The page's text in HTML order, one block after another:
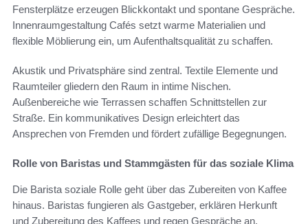
Fensterplätze erzeugen Blickkontakt und spontane Gespräche.
Innenraumgestaltung Cafés setzt warme Materialien und
flexible Möblierung ein, um Aufenthaltsqualität zu schaffen.
Akustik und Privatsphäre sind zentral. Textile Elemente und
Raumteiler gliedern den Raum in intime Nischen.
Außenbereiche wie Terrassen schaffen Schnittstellen zur
Straße. Ein kommunikatives Design erleichtert das
Ansprechen von Fremden und fördert zufällige Begegnungen.
Rolle von Baristas und Stammgästen für das soziale Klima
Die Barista soziale Rolle geht über das Zubereiten von Kaffee
hinaus. Baristas fungieren als Gastgeber, erklären Herkunft
und Zubereitung des Kaffees und regen Gespräche an.